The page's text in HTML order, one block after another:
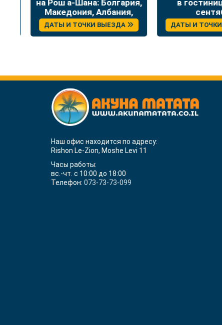
на Рош а-Шана: Болгария,
Македония, Албания,
Греция
ДАТЫ И ТОЧКИ ВЫЕЗДА
в
ДАТЫ И ТОЧКИ
Наш офис находится по адресу:
Rishon Le-Zion, Moshe Levi 11
Часы работы:
вс.-чт. с 10:00 до 18:00
Телефон: 073-73-73-099